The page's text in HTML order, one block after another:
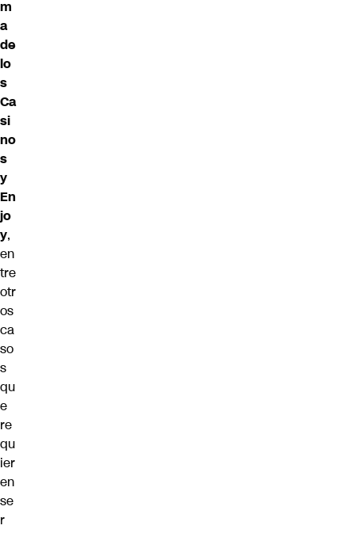
m
a
de
lo
s
Ca
si
no
s
y
En
jo
y,
en
tre
otr
os
ca
so
s
qu
e
re
qu
ier
en
se
r